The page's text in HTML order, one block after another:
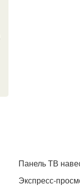
Панель ТВ
Экспресс-